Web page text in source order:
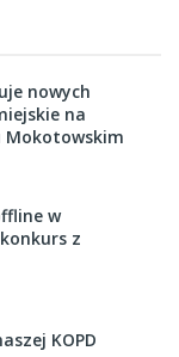
nowych
na
Mokotowskim
w
z
KOPD